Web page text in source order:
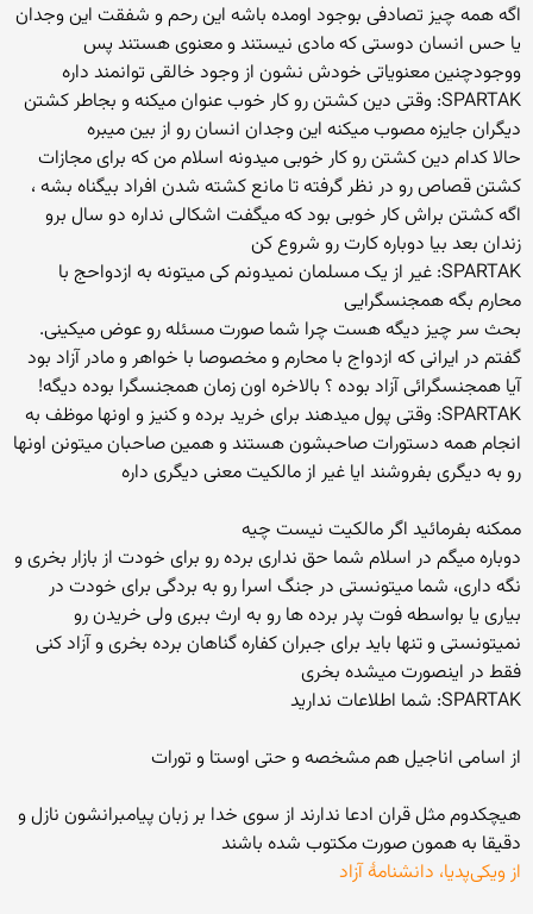
اگه همه چیز تصادفی بوجود اومده باشه این رحم و شفقت این وجدان
یا حس انسان دوستی که مادی نیستند و معنوی هستند پس
ووجودچنین معنویاتی خودش نشون از وجود خالقی توانمند داره
SPARTAK: وقتی دین کشتن رو کار خوب عنوان میکنه و بجاطر کشتن
دیگران جایزه مصوب میکنه این وجدان انسان رو از بین میبره
حالا کدام دین کشتن رو کار خوبی میدونه اسلام من که برای مجازات
کشتن قصاص رو در نظر گرفته تا مانع کشته شدن افراد بیگناه بشه ،
اگه کشتن براش کار خوبی بود که میگفت اشکالی نداره دو سال برو
زندان بعد بیا دوباره کارت رو شروع کن
SPARTAK: غیر از یک مسلمان نمیدونم کی میتونه به ازدواحج با
محارم بگه همجنسگرایی
بحث سر چیز دیگه هست چرا شما صورت مسئله رو عوض میکینی.
گفتم در ایرانی که ازدواج با محارم و مخصوصا با خواهر و مادر آزاد بود
آیا همجنسگرائی آزاد بوده ؟ بالاخره اون زمان همجنسگرا بوده دیگه!
SPARTAK: وقتی پول میدهند برای خرید برده و کنیز و اونها موظف به
انجام همه دستورات صاحبشون هستند و همین صاحبان میتونن اونها
رو به دیگری بفروشند ایا غیر از مالکیت معنی دیگری داره
ممکنه بفرمائید اگر مالکیت نیست چیه
دوباره میگم در اسلام شما حق نداری برده رو برای خودت از بازار بخری و
نگه داری، شما میتونستی در جنگ اسرا رو به بردگی برای خودت در
بیاری یا بواسطه فوت پدر برده ها رو به ارث ببری ولی خریدن رو
نمیتونستی و تنها باید برای جبران کفاره گناهان برده بخری و آزاد کنی
فقط در اینصورت میشده بخری
SPARTAK: شما اطلاعات ندارید
از اسامی اناجیل هم مشخصه و حتی اوستا و تورات
هیچکدوم مثل قران ادعا ندارند از سوی خدا بر زبان پیامبرانشون نازل و
دقیقا به همون صورت مکتوب شده باشند
از ویکی‌پدیا، دانشنامهٔ آزاد